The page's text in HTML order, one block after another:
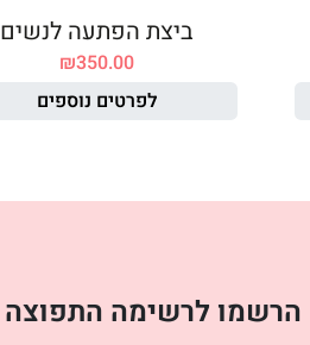
ביצת הפתעה לנשים
₪350.00
לפרטים נוספים
הרשמו לרשימה התפוצה